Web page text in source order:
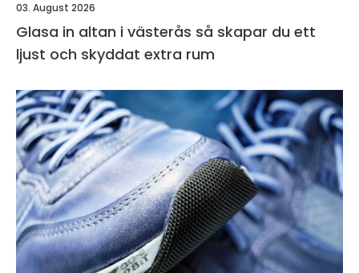
03. August 2026
Glasa in altan i västerås så skapar du ett
ljust och skyddat extra rum